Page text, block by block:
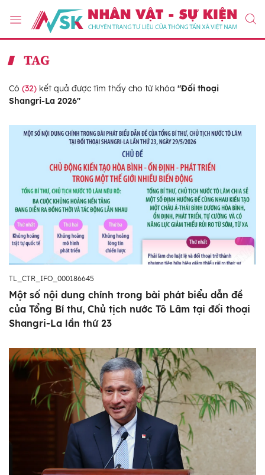
TAG
Có (32) kết quả được tìm thấy cho từ khóa "Đối thoại
Shangri-La 2026"
TL_CTR_IFO_000186645
Một số nội dung chính trong bài phát biểu dẫn đề
của Tổng Bí thư, Chủ tịch nước Tô Lâm tại đối thoại
Shangri-La lần thứ 23